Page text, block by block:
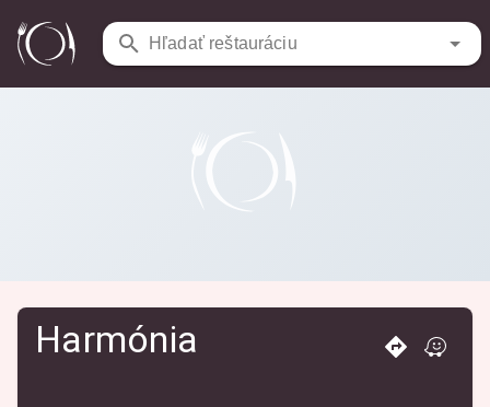
Hľadať reštauráciu
Reštaurácie / Harmónia
Harmónia